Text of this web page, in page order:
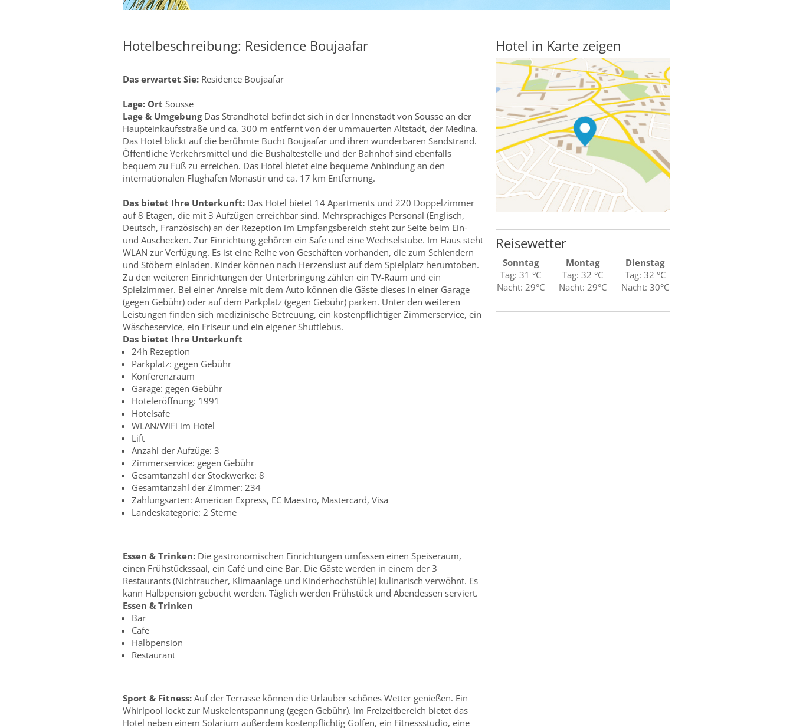
Hotelbeschreibung: Residence Boujaafar
Das erwartet Sie: Residence Boujaafar
Lage: Ort Sousse
Lage & UmgebungDas Strandhotel befindet sich in der Innenstadt von Sousse an der
Haupteinkaufsstraße und ca. 300 m entfernt von der ummauerten Altstadt, der Medina.
Das Hotel blickt auf die berühmte Bucht Boujaafar und ihren wunderbaren Sandstrand.
Öffentliche Verkehrsmittel und die Bushaltestelle und der Bahnhof sind ebenfalls
bequem zu Fuß zu erreichen. Das Hotel bietet eine bequeme Anbindung an den
internationalen Flughafen Monastir und ca. 17 km Entfernung.
Das bietet Ihre Unterkunft: Das Hotel bietet 14 Apartments und 220 Doppelzimmer
auf 8 Etagen, die mit 3 Aufzügen erreichbar sind. Mehrsprachiges Personal (Englisch,
Deutsch, Französisch) an der Rezeption im Empfangsbereich steht zur Seite beim Ein-
und Auschecken. Zur Einrichtung gehören ein Safe und eine Wechselstube. Im Haus steht
WLAN zur Verfügung. Es ist eine Reihe von Geschäften vorhanden, die zum Schlendern
und Stöbern einladen. Kinder können nach Herzenslust auf dem Spielplatz herumtoben.
Zu den weiteren Einrichtungen der Unterbringung zählen ein TV-Raum und ein
Spielzimmer. Bei einer Anreise mit dem Auto können die Gäste dieses in einer Garage
(gegen Gebühr) oder auf dem Parkplatz (gegen Gebühr) parken. Unter den weiteren
Leistungen finden sich medizinische Betreuung, ein kostenpflichtiger Zimmerservice, ein
Wäscheservice, ein Friseur und ein eigener Shuttlebus.
Das bietet Ihre Unterkunft
24h Rezeption
Parkplatz: gegen Gebühr
Konferenzraum
Garage: gegen Gebühr
Hoteleröffnung: 1991
Hotelsafe
WLAN/WiFi im Hotel
Lift
Anzahl der Aufzüge: 3
Zimmerservice: gegen Gebühr
Gesamtanzahl der Stockwerke: 8
Gesamtanzahl der Zimmer: 234
Zahlungsarten: American Express, EC Maestro, Mastercard, Visa
Landeskategorie: 2 Sterne
Essen & Trinken: Die gastronomischen Einrichtungen umfassen einen Speiseraum,
einen Frühstückssaal, ein Café und eine Bar. Die Gäste werden in einem der 3
Restaurants (Nichtraucher, Klimaanlage und Kinderhochstühle) kulinarisch verwöhnt. Es
kann Halbpension gebucht werden. Täglich werden Frühstück und Abendessen serviert.
Essen & Trinken
Bar
Cafe
Halbpension
Restaurant
Sport & Fitness: Auf der Terrasse können die Urlauber schönes Wetter genießen. Ein
Whirlpool lockt zur Muskelentspannung (gegen Gebühr). Im Freizeitbereich bietet das
Hotel neben einem Solarium außerdem kostenpflichtig Golfen, ein Fitnessstudio, eine
Hotel in Karte zeigen
Reisewetter
Sonntag
Tag: 31 °C
Nacht: 29°C
Montag
Tag: 32 °C
Nacht: 29°C
Dienstag
Tag: 32 °C
Nacht: 30°C